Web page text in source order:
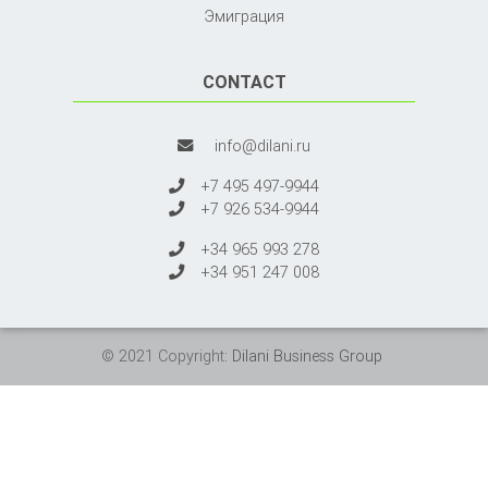
Эмиграция
CONTACT
info@dilani.ru
+7 495 497-9944
+7 926 534-9944
+34 965 993 278
+34 951 247 008
© 2021 Copyright: Dilani Business Group